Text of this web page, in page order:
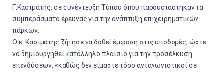
Γ.Κασιμάτης, σε συνέντευξη Τύπου όπου παρουσιάστηκαν τα
συμπεράσματα έρευνας για την ανάπτυξη επιχειρηματικών
πάρκων.
Ο κ. Κασιμάτης ζήτησε να δοθεί έμφαση στις υποδομές, ώστε
να δημιουργηθεί κατάλληλο πλαίσιο για την προσέλκυση
επενδύσεων, «καθώς δεν είμαστε τόσο ανταγωνιστικοί σε